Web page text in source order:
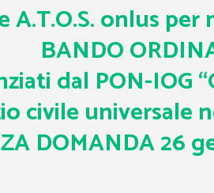
A.T.O.S. onlus
BANDO
dal PON-IOG
civile universale
DOMANDA 26